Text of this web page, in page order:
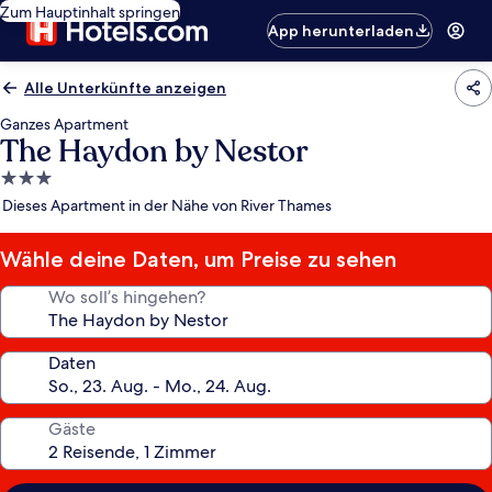
Zum Hauptinhalt springen
App herunterladen
Alle Unterkünfte anzeigen
Ganzes Apartment
The Haydon by Nestor
3.0-
Sterne-
Dieses Apartment in der Nähe von River Thames
Wähle deine Daten, um Preise zu sehen
Wo soll’s hingehen?
Daten
Gäste